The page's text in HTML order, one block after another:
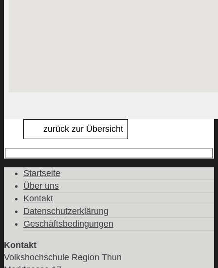
zurück zur Übersicht
Startseite
Über uns
Kontakt
Datenschutzerklärung
Geschäftsbedingungen
Kontakt
Volkshochschule Region Thun